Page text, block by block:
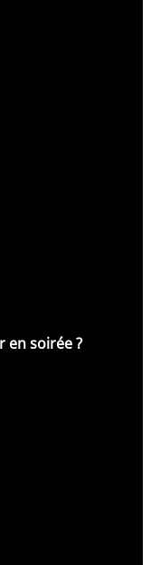
en soirée ?